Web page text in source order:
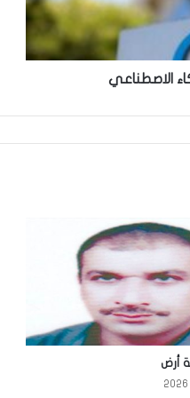
الاصطناعي
أرض